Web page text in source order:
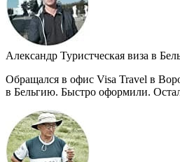
Александр Туристческая виза в
Обращался в офис Visa Travel в
в Бельгию. Быстро оформили.